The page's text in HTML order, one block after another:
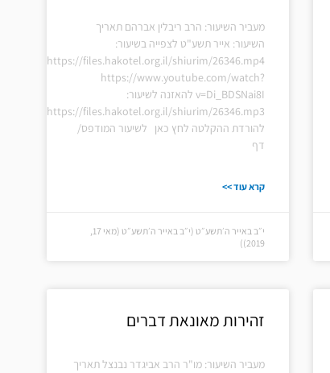
מעביר השיעור: הרב ריבלין אברהם תאריך
השיעור: אייר תשע"ט לצפייה בשיעור:
https://files.hakotel.org.il/shiurim/26346.mp4
https://www.youtube.com/watch?
v=Di_BDSNai8I להאזנה לשיעור:
https://files.hakotel.org.il/shiurim/26346.mp3
להורדת ההקלטה לחץ כאן לשיעור המודפס/
דף
קרא עוד >>
י״ב באייר ה׳תשע״ט (י״ב באייר ה׳תשע״ט (מאי 17,
2019))
זהירות מאונאת דברים
מעביר השיעור: מו"ר הרב אביגדר נבנצל תאריך